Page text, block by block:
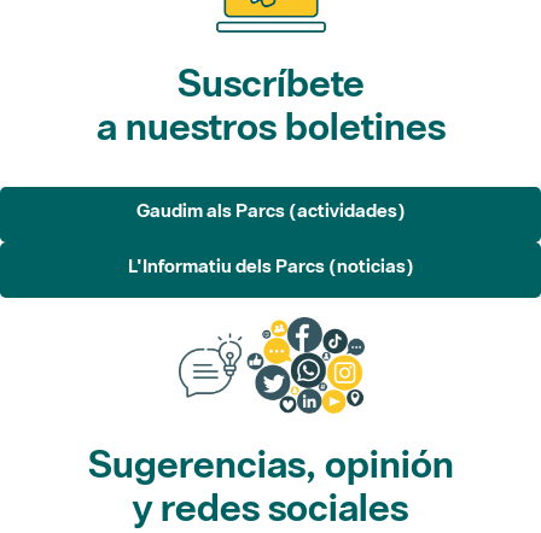
Suscríbete
a nuestros boletines
Gaudim als Parcs (actividades)
L'Informatiu dels Parcs (noticias)
Sugerencias, opinión
y redes sociales